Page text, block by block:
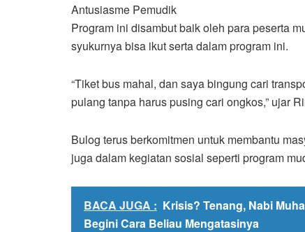
Antusiasme Pemudik
Program ini disambut baik oleh para peserta
syukurnya bisa ikut serta dalam program ini.
“Tiket bus mahal, dan saya bingung cari
pulang tanpa harus pusing cari ongkos,” ujar
Bulog terus berkomitmen untuk membantu
juga dalam kegiatan sosial seperti program
BACA JUGA : Krisis? Tenang, Nabi
Begini Cara Beliau Mengatasinya